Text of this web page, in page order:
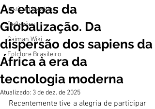
Instituto Hawkins
Reflexões
Caiman Wiki
Folclore Brasileiro
As etapas da
Globalização. Da
dispersão dos sapiens da
África à era da
tecnologia moderna
Atualizado: 3 de dez. de 2025
Recentemente tive a alegria de participar